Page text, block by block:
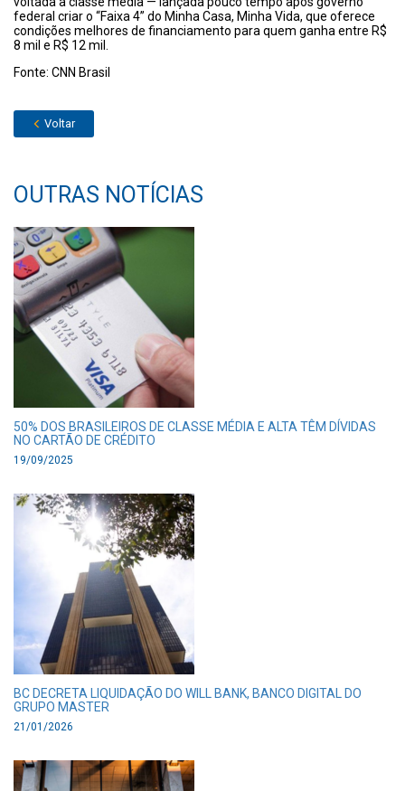
federal criar o “Faixa 4” do Minha Casa, Minha Vida, que oferece
condições melhores de financiamento para quem ganha entre R$
8 mil e R$ 12 mil.
Fonte: CNN Brasil
Voltar
OUTRAS NOTÍCIAS
50% DOS BRASILEIROS DE CLASSE MÉDIA E ALTA TÊM DÍVIDAS
NO CARTÃO DE CRÉDITO
19/09/2025
BC DECRETA LIQUIDAÇÃO DO WILL BANK, BANCO DIGITAL DO
GRUPO MASTER
21/01/2026